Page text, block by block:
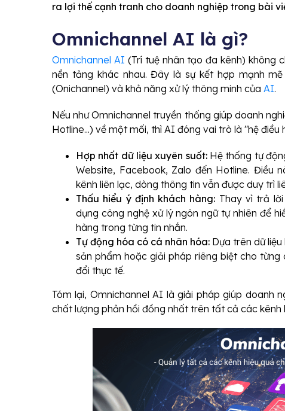
ra lợi thế cạnh tranh cho doanh nghiệp trong bài
Omnichannel AI là gì?
Omnichannel AI (Trí tuệ nhân tạo đa kênh) không
nền tảng khác nhau. Đây là sự kết hợp mạnh
(Onichannel) và khả năng xử lý thông minh của AI.
Nếu như Omnichannel truyền thống giúp doanh
Hotline...) về một mối, thì AI đóng vai trò là "hệ
Hợp nhất dữ liệu xuyên suốt:Hệ thống tự
Website, Facebook, Zalo đến Hotline. Điều
kênh liên lạc, dòng thông tin vẫn được duy trì
Thấu hiểu ý định khách hàng: Thay vì trả
dụng công nghệ xử lý ngôn ngữ tự nhiên để
hàng trong từng tin nhắn.
Tự động hóa có cá nhân hóa: Dựa trên dữ
sản phẩm hoặc giải pháp riêng biệt cho
đổi thực tế.
Tóm lại, Omnichannel AI là giải pháp giúp doanh
chất lượng phản hồi đồng nhất trên tất cả các kênh